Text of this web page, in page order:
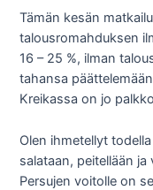
Tämän kesän
talousromahduksen
16 – 25 %, ilman
tahansa
Kreikassa on jo
Olen ihmetellyt
salataan, peitellään
Persujen voitolle on